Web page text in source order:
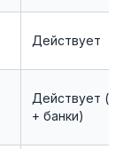
Действует
Действует
+ банки)